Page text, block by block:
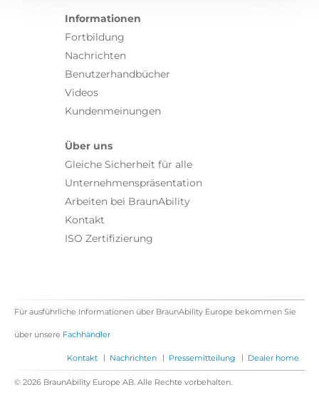
Informationen
Fortbildung
Nachrichten
Benutzerhandbücher
Videos
Kundenmeinungen
Über uns
Gleiche Sicherheit für alle
Unternehmenspräsentation
Arbeiten bei BraunAbility
Kontakt
ISO Zertifizierung
Für ausführliche Informationen über BraunAbility Europe bekommen Sie
über unsere Fachhändler
Kontakt | Nachrichten | Pressemitteilung | Dealer home
© 2026 BraunAbility Europe AB. Alle Rechte vorbehalten.